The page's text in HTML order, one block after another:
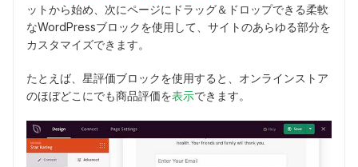
ットから始め、次にページにドラッグ＆ドロップできる柔軟
なWordPressブロックを使用して、サイトのあらゆる部分を
カスタマイズできます。
たとえば、星評価ブロックを使用すると、オンラインストア
のほぼどこにでも商品評価を表示できます。